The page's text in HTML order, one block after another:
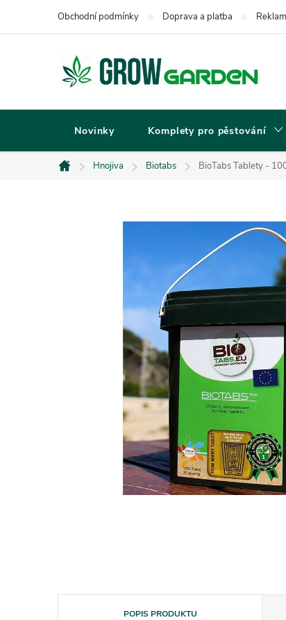
Obchodní podmínky Doprava a platba
Novinky Komplety pro pěstování
Domů
Hnojiva Biotabs BioTabs Tablety -
POPIS PRODUKTU